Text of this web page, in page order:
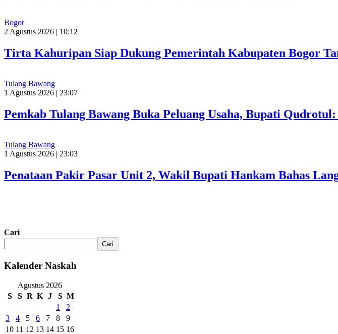
Bogor
2 Agustus 2026 | 10:12
Tirta Kahuripan Siap Dukung Pemerintah Kabupaten Bogor
Tulang Bawang
1 Agustus 2026 | 23:07
Pemkab Tulang Bawang Buka Peluang Usaha, Bupati
Tulang Bawang
1 Agustus 2026 | 23:03
Penataan Pakir Pasar Unit 2, Wakil Bupati Hankam Bahas
Cari
Cari
Kalender Naskah
Agustus 2026
S
S R K J S M
1
2
3
4 5 6 7 8
9
10 11 12 13 14 15 16